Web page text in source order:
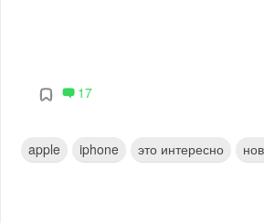
17
apple iphone это интересно